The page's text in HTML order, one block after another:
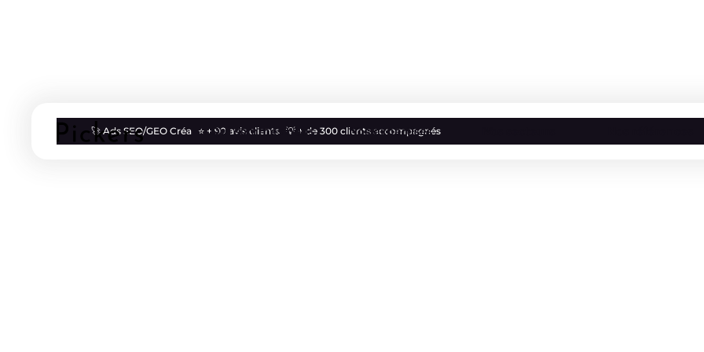
🚀 Ads SEO/GEO Créa ⭐ + 90 avis clients 💡 + de 300 clients accompagnés
Qui sommes nous Nos expertises
Blog Vie d'agence